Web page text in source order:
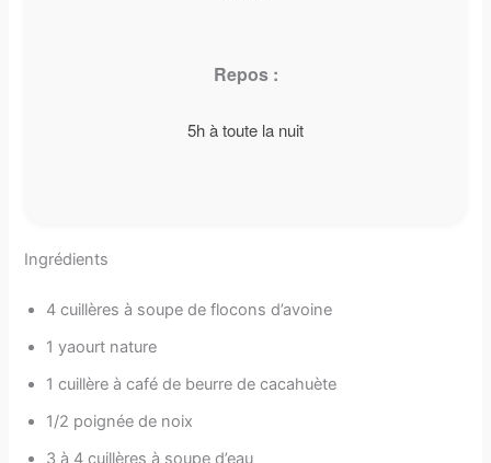
Repos :
5h à toute la nuit
Ingrédients
4 cuillères à soupe de flocons d’avoine
1 yaourt nature
1 cuillère à café de beurre de cacahuète
1/2 poignée de noix
3 à 4 cuillères à soupe d’eau